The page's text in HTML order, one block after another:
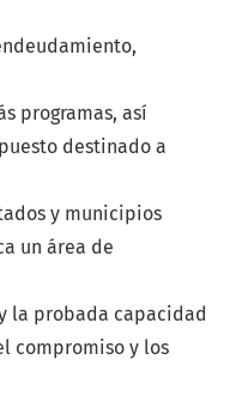
programas, así
destinado a
y municipios
un área de
la probada capacidad
compromiso y los